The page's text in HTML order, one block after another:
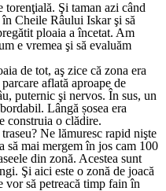
torenţială. Şi taman azi când
Cheile Râului Iskar şi să
ploaia a încetat. Am
e vremea şi să evaluăm
de tot, aş zice că zona era
aflată aproape de
puternic şi nervos. În sus, un
Lângă șosea era
construia o clădire.
Ne lămuresc rapid nişte
să mai mergem în jos cam 100
din zonă. Acestea sunt
Şi aici este o zonă de joacă
vor să petreacă timp fain în